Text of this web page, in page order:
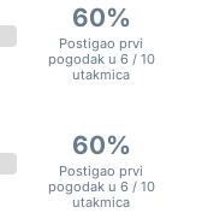
60%
Postigao prvi
pogodak u 6 / 10
utakmica
60%
Postigao prvi
pogodak u 6 / 10
utakmica